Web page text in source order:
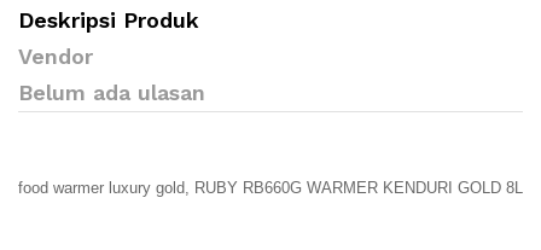
Deskripsi Produk
Vendor
Belum ada ulasan
food warmer luxury gold, RUBY RB660G WARMER KENDURI GOLD 8L